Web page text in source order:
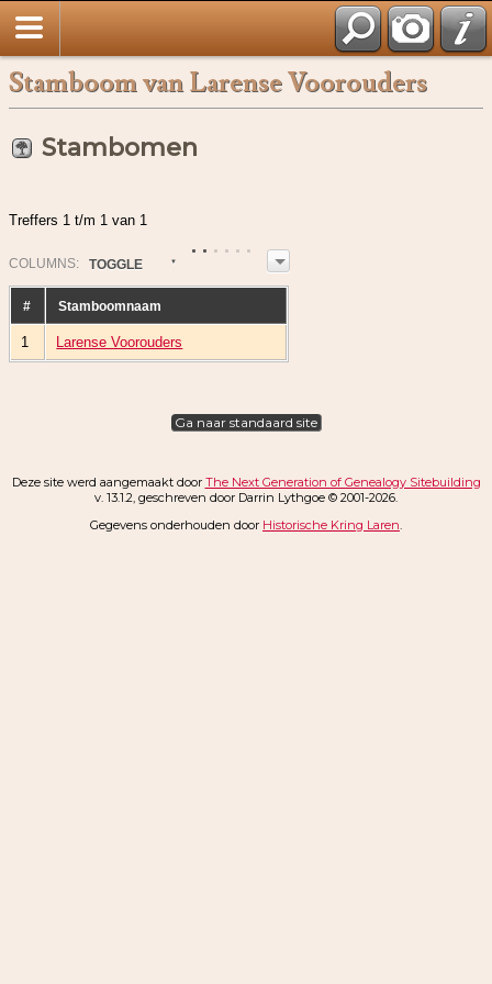
Stamboom van Larense Voorouders
Stambomen
Treffers 1 t/m 1 van 1
COLUMN S: TOGGLE
# Stamboomnaam
1 Larense Voorouders
Ga naar standaard site
Deze site werd aangemaakt door The Next Generation of Genealogy Sitebuilding
v. 13.1.2, geschreven door Darrin Lythgoe © 2001-2026.
Gegevens onderhouden door Historische Kring Laren.